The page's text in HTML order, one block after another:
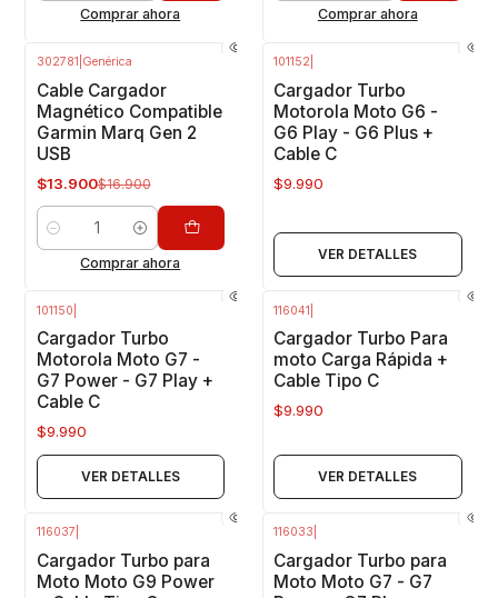
Comprar ahora
Comprar ahora
302781 Genérica
Cable Cargador
Magnético Compatible
Garmin Marq Gen 2
USB
$13.900$16.900
Cantidad
Comprar ahora
101152
Cargador Turbo
Motorola Moto G6 -
G6 Play - G6 Plus +
Cable C
$9.990
VER DETALLES
101150
Cargador Turbo
Motorola Moto G7 -
G7 Power - G7 Play +
Cable C
$9.990
VER DETALLES
116041
Cargador Turbo Para
moto Carga Rápida +
Cable Tipo C
$9.990
VER DETALLES
116037
Cargador Turbo para
Moto Moto G9 Power
116033
Cargador Turbo para
Moto Moto G7 - G7